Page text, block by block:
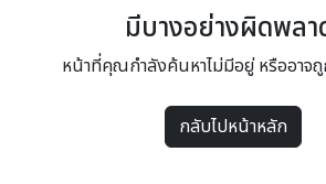
มีบางอย่างผิดพลา
หน้าที่คุณกำลังค้นหาไม่มีอยู่ หรืออาจถู
กลับไปหน้าหลัก